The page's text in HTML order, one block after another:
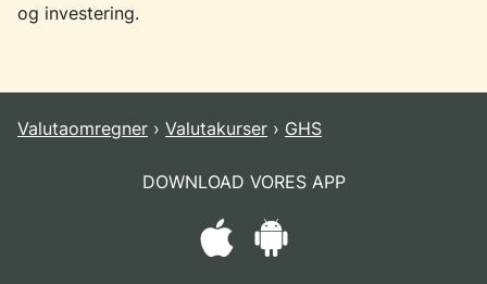
og investering.
Valutaomregner Valutakurser GHS
DOWNLOAD VORES APP